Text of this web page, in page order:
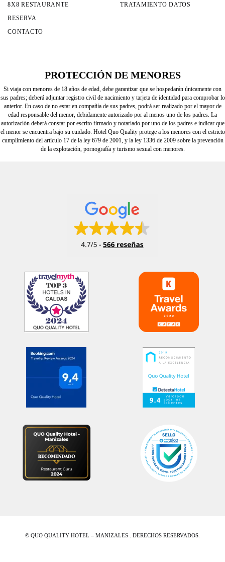
8X8 RESTAURANTE
RESERVA
CONTACTO
TRATAMIENTO DATOS
PROTECCIÓN DE MENORES
Si viaja con menores de 18 años de edad, debe garantizar que se hospedarán únicamente con
sus padres; deberá adjuntar registro civil de nacimiento y tarjeta de identidad para comprobar lo
anterior. En caso de no estar en compañía de sus padres, podrá ser realizado por el mayor de
edad responsable del menor, debidamente autorizado por al menos uno de los padres. La
autorización deberá constar por escrito firmado y notariado por uno de los padres e indicar que
el menor se encuentra bajo su cuidado. Hotel QuoQuality protege a los menores con el estricto
cumplimiento del artículo 17 de la ley 679 de 2001, y la ley 1336 de 2009 sobre la prevención
de la explotación, pornografía y turismo sexual con menores.
© QUO QUALITY HOTEL – MANIZALES . DERECHOS RESERVADOS.